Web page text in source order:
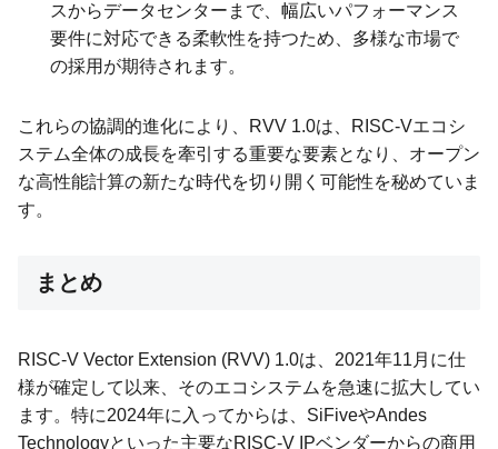
スからデータセンターまで、幅広いパフォーマンス
要件に対応できる柔軟性を持つため、多様な市場で
の採用が期待されます。
これらの協調的進化により、RVV 1.0は、RISC-Vエコシ
ステム全体の成長を牽引する重要な要素となり、オープン
な高性能計算の新たな時代を切り開く可能性を秘めていま
す。
まとめ
RISC-V Vector Extension (RVV) 1.0は、2021年11月に仕
様が確定して以来、そのエコシステムを急速に拡大してい
ます。特に2024年に入ってからは、SiFiveやAndes
Technologyといった主要なRISC-V IPベンダーからの商用